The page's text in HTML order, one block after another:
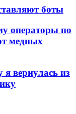
боты
операторы по
медных
вернулась из